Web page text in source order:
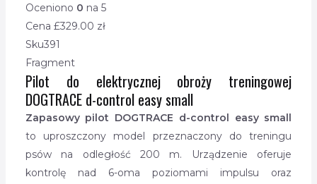
Oceniono 0 na 5
Cena £329.00 zł
Sku391
Fragment
Pilot do elektrycznej obroży treningowej
DOGTRACE d-control easy small
Zapasowy pilot DOGTRACE d-control easy small
to uproszczony model przeznaczony do treningu
psów na odległość 200 m. Urządzenie oferuje
kontrolę nad 6-oma poziomami impulsu oraz